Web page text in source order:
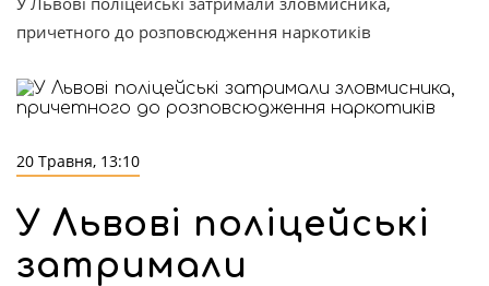
причетного до розповсюдження наркотиків
20 Травня, 13:10
У Львові поліцейські
затримали